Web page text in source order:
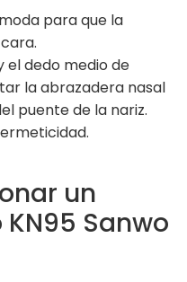
para que la
el dedo medio de
la abrazadera nasal
puente de la nariz.
un
Sanwo